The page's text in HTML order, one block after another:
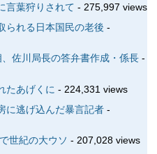
言葉狩りされて - 275,997 views
られる日本国民の老後 -
佐川局長の答弁書作成・係長-
たあげくに - 224,331 views
逃げ込んだ暴言記者-
世紀の大ウソ - 207,028 views